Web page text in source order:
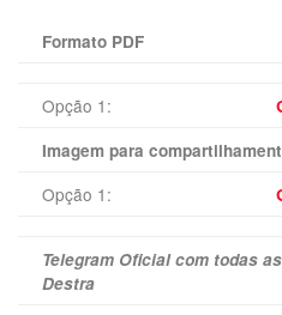
Formato PDF
Opção 1:
Imagem para
Opção 1:
Telegram Oficial com todas
Destra